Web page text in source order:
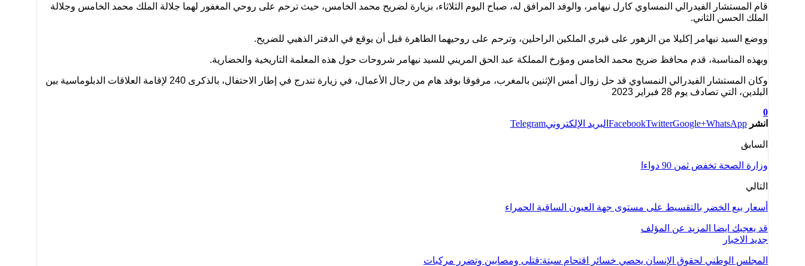
قام المستشار الفيدرالي النمساوي كارل نيهامر، والوفد المرافق له، صباح اليوم الثلاثاء، بزيارة لضريح محمد الخامس، حيث ترحم على روحي المغفور لهما جلالة الملك محمد الخامس وجلالة
الملك الحسن الثاني.
ووضع السيد نيهامر إكليلا من الزهور على قبري الملكين الراحلين، وترحم على روحيهما الطاهرة قبل أن يوقع في الدفتر الذهبي للضريح.
وبهذه المناسبة، قدم محافظ ضريح محمد الخامس ومؤرخ المملكة عبد الحق المريني للسيد نيهامر شروحات حول هذه المعلمة التاريخية والحضارية.
وكان المستشار الفيدرالي النمساوي قد حل زوال أمس الإثنين بالمغرب، مرفوقا بوفد هام من رجال الأعمال، في زيارة تندرج في إطار الاحتفال، بالذكرى 240 لإقامة العلاقات الدبلوماسية بين
البلدين، التي تصادف يوم 28 فبراير 2023
0
انشر
FacebookTwitterGoogle+WhatsApp البريد الإلكترونيTelegram
السابق
وزارة الصحة تخفض ثمن 90 دواءا
التالي
أسعار بيع الخضر بالتقسيط على مستوى جهة العيون الساقية الحمراء
قد يعجبك ايضا المزيد عن المؤلف
جديد الاخبار
المجلس الوطني لحقوق الإنسان يحصي خسائر اقتحام سبتة:قتلى ومصابين وتضرر مركبات